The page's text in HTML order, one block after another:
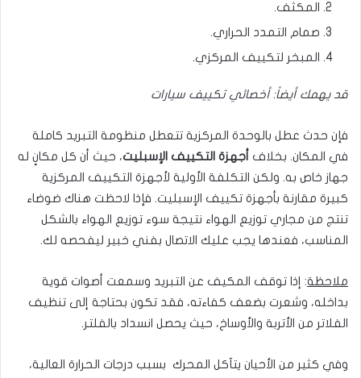
المكثف.
صمام التمدد الحراري.
المبخر لتكييف المركزي.
قد يهمك أيضاً:أخصائي تكييف سيارات
فإن حدث عطل بالوحدة المركزية تتعطل منظومة التبريد كاملة
في المكان. بخلاف أجهزة التكييف الإسبليت، حيث أن كل مكانٍ له
جهاز خاص به. ولكن التكلفة الأولية لأجهزة التكييف المركزية
كبيرة مقارنة بأجهزة تكييف الإسبليت. فإذا لاحظت هناك ضوضاء
تنتج من مجاري توزيع الهواء نتيجة سوء توزيع الهواء بالشكل
المناسب، فعندها يجب عليك الاتصال بفني خبير ليفحصه لك.
ملاحظة: إذا توقف المكيف عن التبريد وسمعت أصوات قوية
بداخله، وشعرت بضعف كفاءته، فقد تكون بحتاجة إلى تنظيف
الفلاتر من الأتربة والأوساخ، حيث يحصل انسداد بالفلتر.
وفي كثير من الأحيان يتآكل المحرك بسبب درجات الحرارة العالية،